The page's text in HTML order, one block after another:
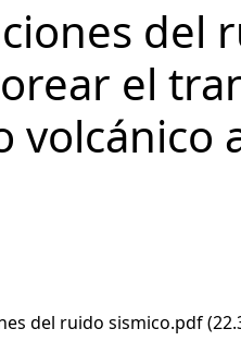
del
el
volcánico
del ruido sismico.pdf